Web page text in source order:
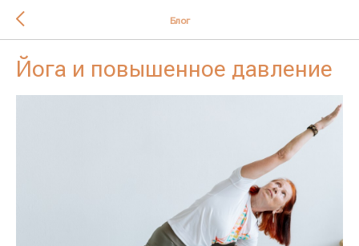
Блог
Йога и повышенное давление